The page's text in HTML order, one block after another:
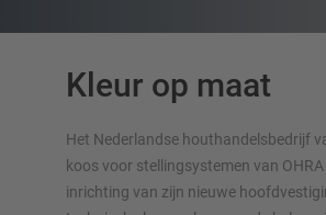
Kleur op maat
Het Nederlandse houthandelsbedrijf
koos voor stellingsystemen van OHRA
inrichting van zijn nieuwe
Mobiele draagarmstellingen
Andere draagarmstellingen